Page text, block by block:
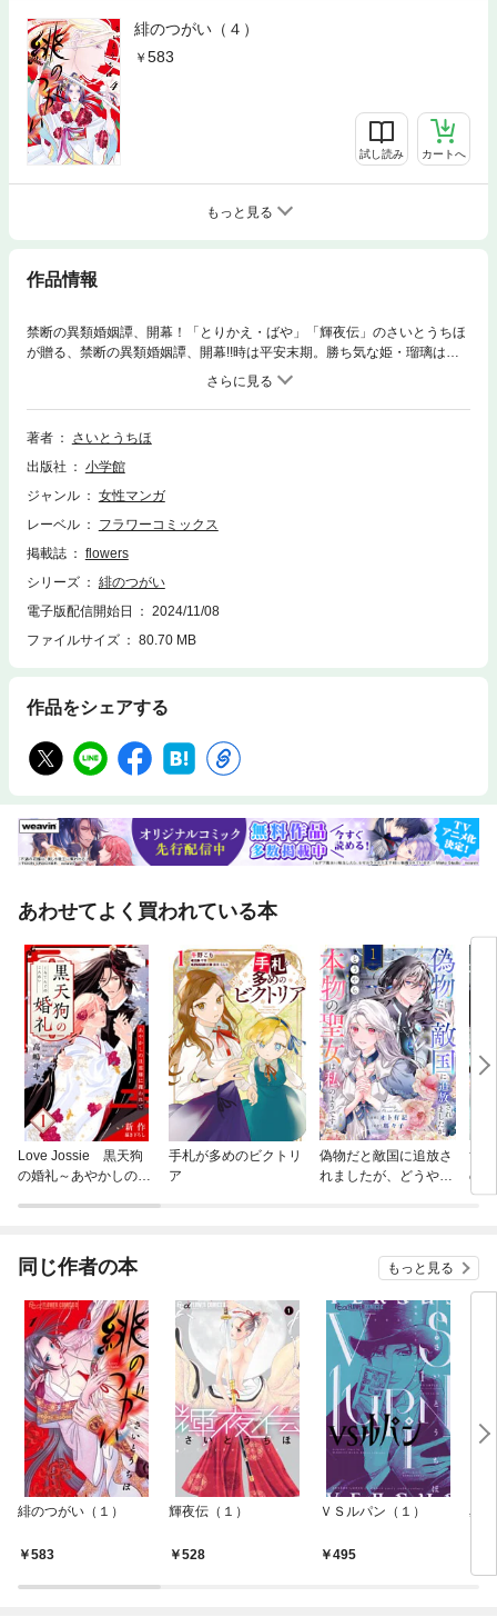
緋のつがい（４）
583
試し読み カートへ
もっと見る
作品情報
禁断の異類婚姻譚、開幕！「とりかえ・ばや」「輝夜伝」のさいとうちほ
が贈る、禁断の異類婚姻譚、開幕!!時は平安末期。勝ち気な姫・瑠璃は父
と優しい兄と共に暮らしていたが、その平穏な日々は時の権力者・平家に
よって打ち砕かれる。燃える屋敷から逃げ延びた瑠璃の前に現れた、紅い
瞳を持つ男は告げる。「おまえの天命をくれるか？」この契りは、愛か呪
いか――
著者
さいとうちほ
出版社
小学館
ジャンル
女性マンガ
レーベル
フラワーコミックス
掲載誌
flowers
シリーズ
緋のつがい
電子版配信開始日
2024/11/08
ファイルサイズ
80.70 MB
作品をシェアする
あわせてよく買われている本
Love Jossie 黒天狗
の婚礼～あやかしの旦
手札が多めのビクトリ
ア
偽物だと敵国に追放さ
れましたが、どうやら
黄
の
同じ作者の本 もっと見る
緋のつがい（１）
583
輝夜伝（１）
528
ＶＳルパン（１）
495
星